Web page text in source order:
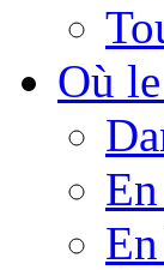
Où